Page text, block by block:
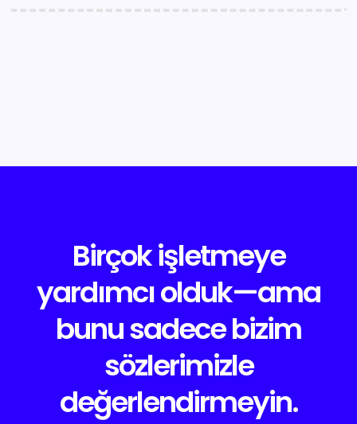
Birçok işletmeye
yardımcı olduk—ama
bunu sadece bizim
sözlerimizle
değerlendirmeyin.